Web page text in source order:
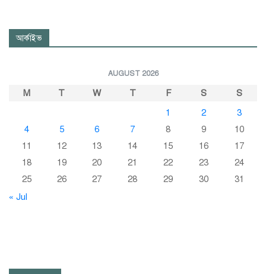
আর্কাইভ
AUGUST 2026
M T W T F S
S
1
2
3
4
5 6 7 8 9
10
11
12 13 14 15 16
17
18
19 20 21 22 23
24
25
26 27 28 29 30
31
« Jul